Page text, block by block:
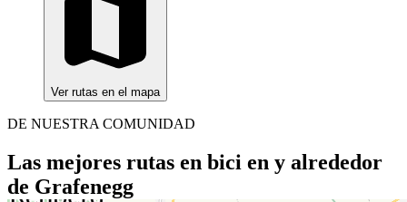
Ver rutas en el mapa
DE NUESTRA COMUNIDAD
Las mejores rutas en bici en y alrededor
de Grafenegg